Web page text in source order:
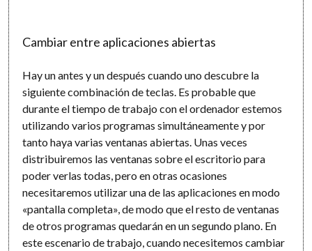
Cambiar entre aplicaciones abiertas
Hay un antes y un después cuando uno descubre la
siguiente combinación de teclas. Es probable que
durante el tiempo de trabajo con el ordenador estemos
utilizando varios programas simultáneamente y por
tanto haya varias ventanas abiertas. Unas veces
distribuiremos las ventanas sobre el escritorio para
poder verlas todas, pero en otras ocasiones
necesitaremos utilizar una de las aplicaciones en modo
«pantalla completa», de modo que el resto de ventanas
de otros programas quedarán en un segundo plano. En
este escenario de trabajo, cuando necesitemos cambiar